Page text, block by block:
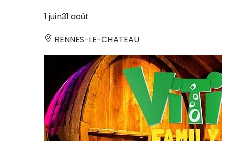
1 juin31 août
RENNES-LE-CHATEAU